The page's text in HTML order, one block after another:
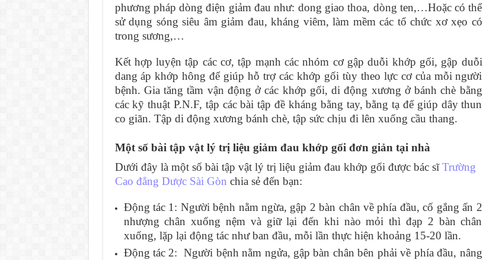
phương pháp dòng điện giảm đau như: dong giao thoa, dòng ten,…Hoặc có thể
sử dụng sóng siêu âm giảm đau, kháng viêm, làm mềm các tổ chức xơ xẹo có
trong sương,…
Kết hợp luyện tập các cơ, tập mạnh các nhóm cơ gập duỗi khớp gối, gập duỗi
dang áp khớp hông để giúp hỗ trợ các khớp gối tùy theo lực cơ của mỗi người
bệnh. Gia tăng tầm vận động ở các khớp gối, di động xương ở bánh chè bằng
các kỹ thuật P.N.F, tập các bài tập đề kháng bằng tay, bằng tạ để giúp dây thun
co giãn. Tập di động xương bánh chè, tập sức chịu đi lên xuống cầu thang.
Một số bài tập vật lý trị liệu giảm đau khớp gối đơn giản tại nhà
Dưới đây là một số bài tập vật lý trị liệu giảm đau khớp gối được bác sĩTrường
Cao đẳng Dược Sài Gòn chia sẻ đến bạn:
Động tác 1: Người bệnh nằm ngừa, gập 2 bàn chân về phía đầu, cố gắng ấn 2
nhượng chân xuống nệm và giữ lại đến khi nào mỏi thì đạp 2 bàn chân
xuống, lặp lại động tác như ban đầu, mỗi lần thực hiện khoảng 15-20 lần.
Động tác 2: Người bệnh nằm ngửa, gập bàn chân bên phải về phía đầu, nâng